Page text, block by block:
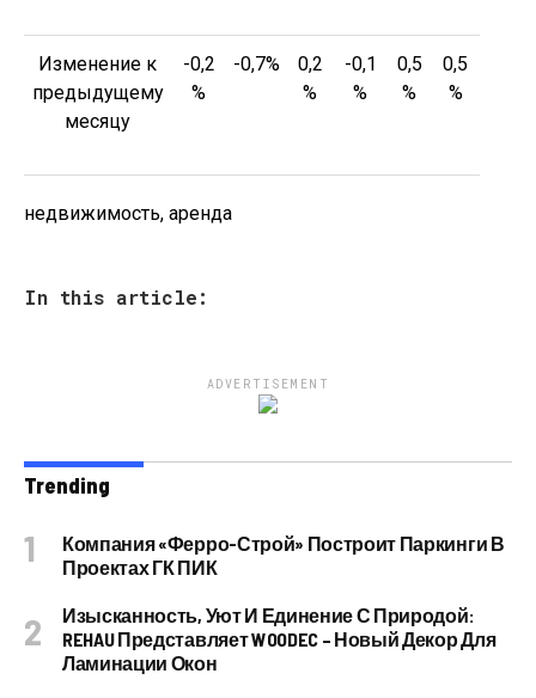
Изменение к
предыдущему
месяцу
-0,2
%
-0,7%
0,2
%
-0,1
%
0,5
%
0,5
%
недвижимость, аренда
In this article:
ADVERTISEMENT
Trending
Компания «Ферро-Строй» Построит Паркинги В
Проектах ГК ПИК
Изысканность, Уют И Единение С Природой:
REHAU Представляет WOODEC – Новый Декор Для
Ламинации Окон